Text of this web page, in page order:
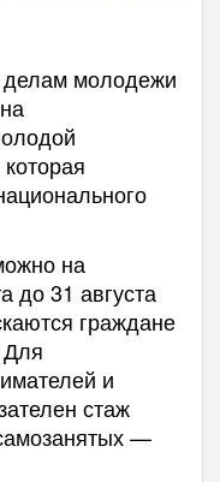
делам молодежи
на
до 31 августа
граждане
Для
и
стаж
—